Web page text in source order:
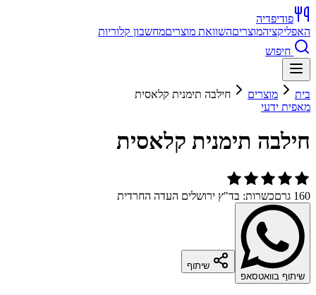
פודיפדיה
האפליקציהמוצריםהשוואת מוצריםמחשבון קלוריות
חיפוש
בית מוצרים
חילבה תימנית קלאסית
מאפית ידעי
חילבה תימנית קלאסית
160 גרם כשרות: בד"ץ ירושלים העדה החרדית
שיתוף בוואטסאפ
שיתוף